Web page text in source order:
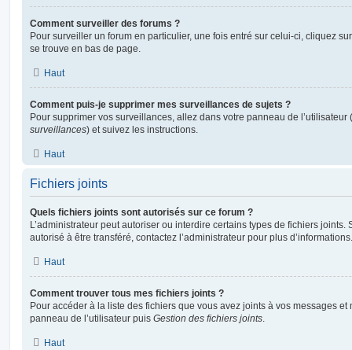
Comment surveiller des forums ?
Pour surveiller un forum en particulier, une fois entré sur celui-ci, cliquez
se trouve en bas de page.
Haut
Comment puis-je supprimer mes surveillances de sujets ?
Pour supprimer vos surveillances, allez dans votre panneau de l’utilisateur
surveillances) et suivez les instructions.
Haut
Fichiers joints
Quels fichiers joints sont autorisés sur ce forum ?
L’administrateur peut autoriser ou interdire certains types de fichiers joints.
autorisé à être transféré, contactez l’administrateur pour plus d’informations.
Haut
Comment trouver tous mes fichiers joints ?
Pour accéder à la liste des fichiers que vous avez joints à vos messages
panneau de l’utilisateur puis Gestion des fichiers joints
Haut